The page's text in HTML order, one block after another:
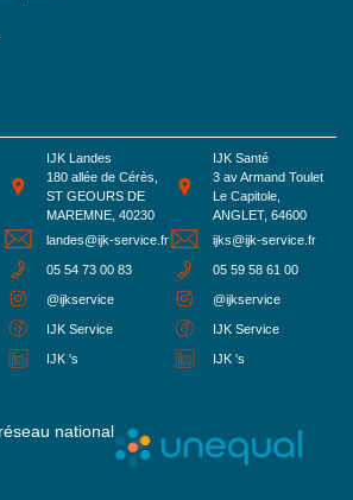
IJK Landes
180 allée de Cérès,
ST GEOURS DE
MAREMNE, 40230
landes@ijk-service.fr
05 54 73 00 83
@ijkservice
IJK Service
IJK 's
IJK Santé
3 av Armand Toulet
Le Capitole,
ANGLET, 64600
ijks@ijk-service.fr
05 59 58 61 00
@ijkservice
IJK Service
IJK 's
national